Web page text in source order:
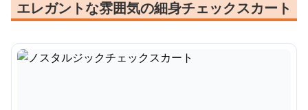
エレガントな雰囲気の細身チェックスカート